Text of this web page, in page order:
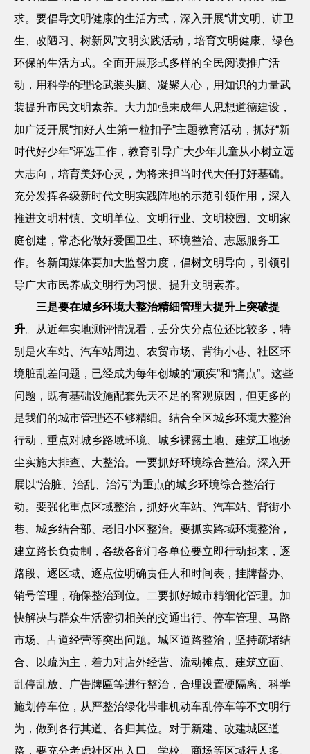
求。要倡导文明健康的生活方式，深入开展“讲文明、讲卫
生、改陋习、树新风”文明实践活动，培育文明健康、绿色
环保的生活方式。全面开展形式多样的全民阅读推广活
动，用科学的理论武装头脑、凝聚人心，用知识的力量武
装提升市民文明素养。大力加强未成年人思想道德建设，
加广泛开展“扣好人生第一粒扣子”主题教育活动，抓好“新
时代好少年”评选工作，教育引导广大少年儿童从小树立远
大志向，培育美好心灵，为将来担当时代大任打好基础。
充分发挥各级新时代文明实践阵地的示范引领作用，深入
推进文明村镇、文明单位、文明行业、文明校园、文明家
庭创建，常态化做好爱国卫生、环境整治、志愿服务工
作。各新闻媒体要加大监督力度，倡树文明导向，引领引
导广大市民养成文明行为习惯、提升文明素养。
三是要在城乡环境大整治精细管理大提升上突破提
升。从近年实地测评情况看，丢分失分点位还比较多，特
别是火车站、汽车站周边、农贸市场、背街小巷、社区环
境脏乱差问题，已经成为每年创城的“顽疾”和“痛点”。这些
问题，既有基础设施配套先天不足的客观原因，但更多的
是我们的城市管理还不够精细。结合全区城乡环境大整治
行动，重点对城乡路域环境、城乡裸露土地、建筑工地扬
尘实施大排查、大整治。一要抓好环境综合整治。深入开
展以“治脏、治乱、治污”为重点的城乡环境综合整治行
动。要强化重点区域整治，抓好火车站、汽车站、背街小
巷、城乡结合部、老旧小区整治。要抓实路域环境整治，
建立路长负责制，各级各部门各单位要立即行动起来，逐
路段、逐区域、逐点位明确责任人和时间表，挂牌督办、
销号管理，确保整治到位。二要抓好城市精细化管理。加
快解决与群众生活密切相关的交通出行、停车管理、马路
市场、占道经营等突出问题。城区道路整治，坚持疏堵结
合、以疏为主，着力对店外经营、流动摊点、建筑立面、
乱停乱放、广告牌匾等进行整治，合理设置硬隔离、科学
施划停车位，从严整治绿化带非机动车乱停车等不文明行
为，做到各行其道、各归其位。对于新建、改建城区道
路，要充分考虑社区出入口、学校、商场等区域行人多、